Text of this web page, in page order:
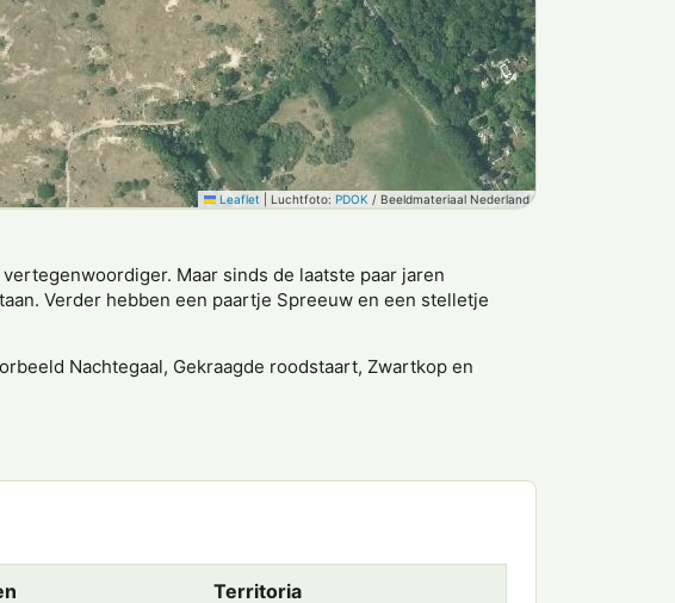
Leaflet Luchtfoto: PDOK / Beeldmateriaal Nederland
Maar sinds de laatste paar jaren
Verder hebben een paartje Spreeuw en een stelletje
Nachtegaal, Gekraagde roodstaart, Zwartkop en
Territoria